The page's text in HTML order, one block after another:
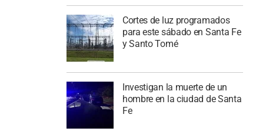
Cortes de luz programados
para este sábado en Santa Fe
y Santo Tomé
Investigan la muerte de un
hombre en la ciudad de Santa
Fe